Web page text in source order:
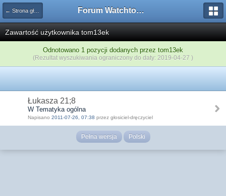
← Strona główna Forum Watchtower
Zawartość użytkownika tom13ek
Odnotowano 1 pozycji dodanych przez tom13ek
(Rezultat wyszukiwania ograniczony do daty: 2019-04-27 )
Łukasza 21;8
W Tematyka ogólna
Napisano 2011-07-26, 07:38 przez głosiciel-dręczyciel
Pełna wersja Polski